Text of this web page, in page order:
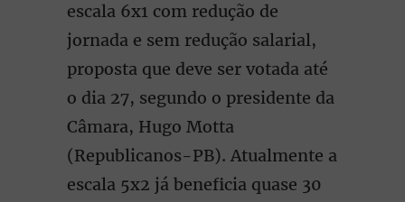
escala 6x1 com redução de
jornada e sem redução salarial,
proposta que deve ser votada até
o dia 27, segundo o presidente da
Câmara, Hugo Motta
(Republicanos-PB). Atualmente a
escala 5x2 já beneficia quase 30